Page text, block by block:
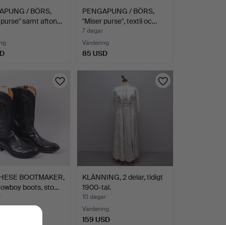
/ BÖRS,
samt afton…
PENGAPUNG / BÖRS,
"Miser purse", textil oc…
7 dagar
Värdering
85 USD
BOOTMAKER,
boots, sto…
KLÄNNING, 2 delar, tidigt
1900-tal.
10 dagar
Värdering
159 USD